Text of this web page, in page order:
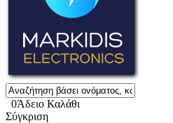
0Άδειο Καλάθι
Σύγκριση